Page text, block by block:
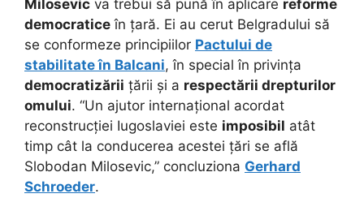
Milosevic va trebui să pună în aplicare reforme
democratice în țară. Ei au cerut Belgradului să
se conformeze principiilor Pactului de
stabilitate în Balcani, în special în privința
democratizării țării și a respectării drepturilor
omului. “Un ajutor internațional acordat
reconstrucției Iugoslaviei este imposibil atât
timp cât la conducerea acestei țări se află
Slobodan Milosevic,” concluziona Gerhard
Schroeder.